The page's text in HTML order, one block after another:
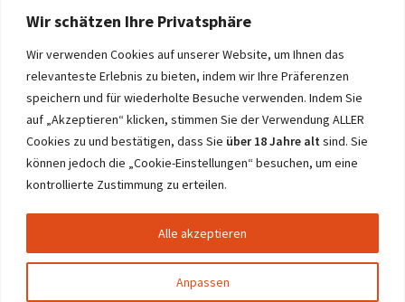
Wir schätzen Ihre Privatsphäre
Wir verwenden Cookies auf unserer Website, um Ihnen das
relevanteste Erlebnis zu bieten, indem wir Ihre Präferenzen
speichern und für wiederholte Besuche verwenden. Indem Sie
auf „Akzeptieren“ klicken, stimmen Sie der Verwendung ALLER
Cookies zu und bestätigen, dass Sie über 18 Jahre alt sind. Sie
können jedoch die „Cookie-Einstellungen“ besuchen, um eine
kontrollierte Zustimmung zu erteilen.
Anpassen
Alle akzeptieren
Realisiert durch
© netwine.at 2026